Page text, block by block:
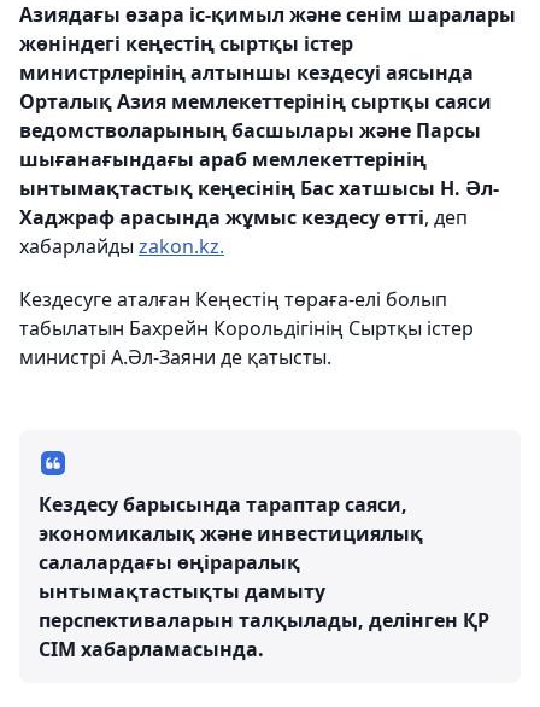
Азиядағы өзара іс-қимыл және сенім шаралары
жөніндегі кеңестің сыртқы істер
министрлерінің алтыншы кездесуі аясында
Орталық Азия мемлекеттерінің сыртқы саяси
ведомстволарының басшылары және Парсы
шығанағындағы араб мемлекеттерінің
ынтымақтастық кеңесінің Бас хатшысы Н. Әл-
Хаджраф арасында жұмыс кездесу өтті, деп
хабарлайды zakon.kz.
Кездесуге аталған Кеңестің төраға-елі болып
табылатын Бахрейн Корольдігінің Сыртқы істер
министрі А.Әл-Заяни де қатысты.
Кездесу барысында тараптар саяси,
экономикалық және инвестициялық
салалардағы өңіраралық
ынтымақтастықты дамыту
перспективаларын талқылады, делінген ҚР
СІМ хабарламасында.